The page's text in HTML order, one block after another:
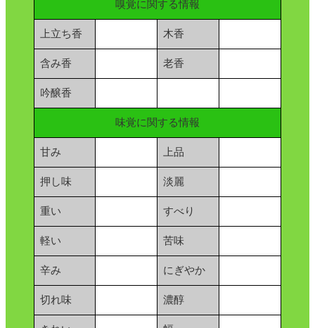
嗅覚に関する情報
上立ち香 木香
含み香 老香
吟醸香
味覚に関する情報
甘み 上品
押し味 淡麗
重い すべり
軽い 苦味
辛み にぎやか
切れ味 濃醇